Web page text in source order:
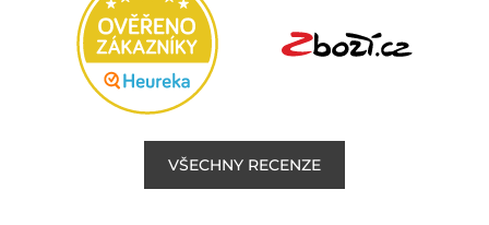
VŠECHNY RECENZE